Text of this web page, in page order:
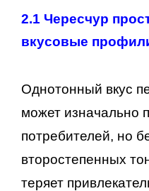
2.1 Чересчур
вкусовые
Однотонный вкус
может изначально
потребителей, но
второстепенных
теряет